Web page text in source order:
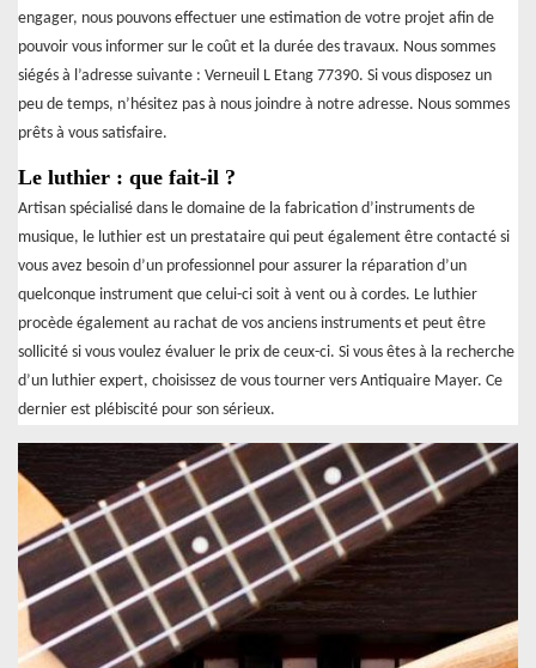
engager, nous pouvons effectuer une estimation de votre projet afin de
pouvoir vous informer sur le coût et la durée des travaux. Nous sommes
siégés à l’adresse suivante : Verneuil L Etang 77390. Si vous disposez un
peu de temps, n’hésitez pas à nous joindre à notre adresse. Nous sommes
prêts à vous satisfaire.
Le luthier : que fait-il ?
Artisan spécialisé dans le domaine de la fabrication d’instruments de
musique, le luthier est un prestataire qui peut également être contacté si
vous avez besoin d’un professionnel pour assurer la réparation d’un
quelconque instrument que celui-ci soit à vent ou à cordes. Le luthier
procède également au rachat de vos anciens instruments et peut être
sollicité si vous voulez évaluer le prix de ceux-ci. Si vous êtes à la recherche
d’un luthier expert, choisissez de vous tourner vers Antiquaire Mayer. Ce
dernier est plébiscité pour son sérieux.